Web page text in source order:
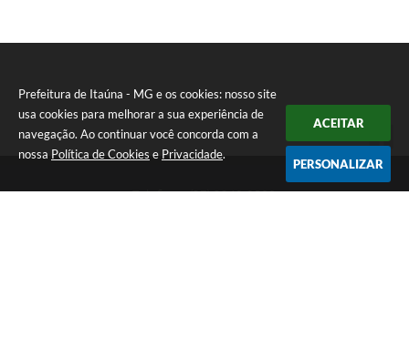
Prefeitura de Itaúna - MG e os cookies: nosso site
usa cookies para melhorar a sua experiência de
navegação. Ao continuar você concorda com a
nossa Política de Cookies e Privacidade.
ACEITAR
PERSONALIZAR
Telefone: (37) 3249-9500